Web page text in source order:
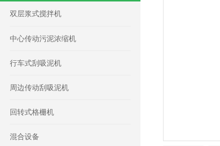
双层浆式搅拌机
中心传动污泥浓缩机
行车式刮吸泥机
周边传动刮吸泥机
回转式格栅机
混合设备